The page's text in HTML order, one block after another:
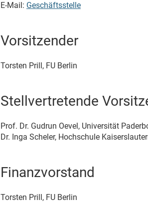
E-Mail: Geschäftsstelle
Vorsitzender
Torsten Prill, FU Berlin
Stellvertretende
Prof. Dr. Gudrun Oevel, Universität
Dr. Inga Scheler, Hochschule
Finanzvorstand
Torsten Prill, FU Berlin